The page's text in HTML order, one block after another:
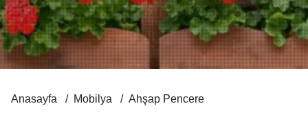
Anasayfa Mobilya Ahşap Pencere